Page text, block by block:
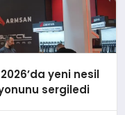
yeni nesil
sergiledi